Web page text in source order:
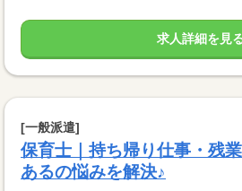
求人詳細を見
[一般派遣]
保育士｜持ち帰り仕事・残
あるの悩みを解決♪